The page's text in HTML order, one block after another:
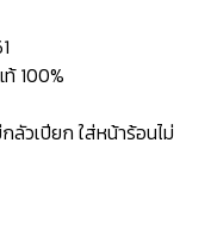
100%
ลัวเปียก ใส่หน้าร้อนไม่